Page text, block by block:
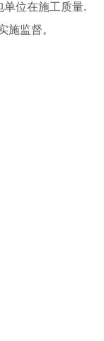
位在施工质量.
施监督。